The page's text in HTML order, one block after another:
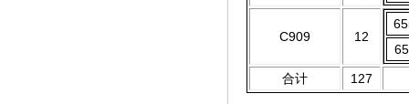
C909 12
合计
127